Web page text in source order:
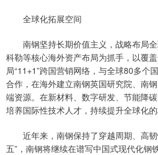
全球化拓展空间
南钢坚持长期价值主义，战略布局全
科勒等核心海外资产布局为抓手，以覆
局“11+1”跨国营销网络，与全球80多个
合作，在海外建立南钢英国研究院、南
端资源。在新材料、数字研发、节能降
培养国际性技术人才，持续提升全球化
近年来，南钢保持了穿越周期、高韧
五”，南钢将继续在谱写中国式现代化钢